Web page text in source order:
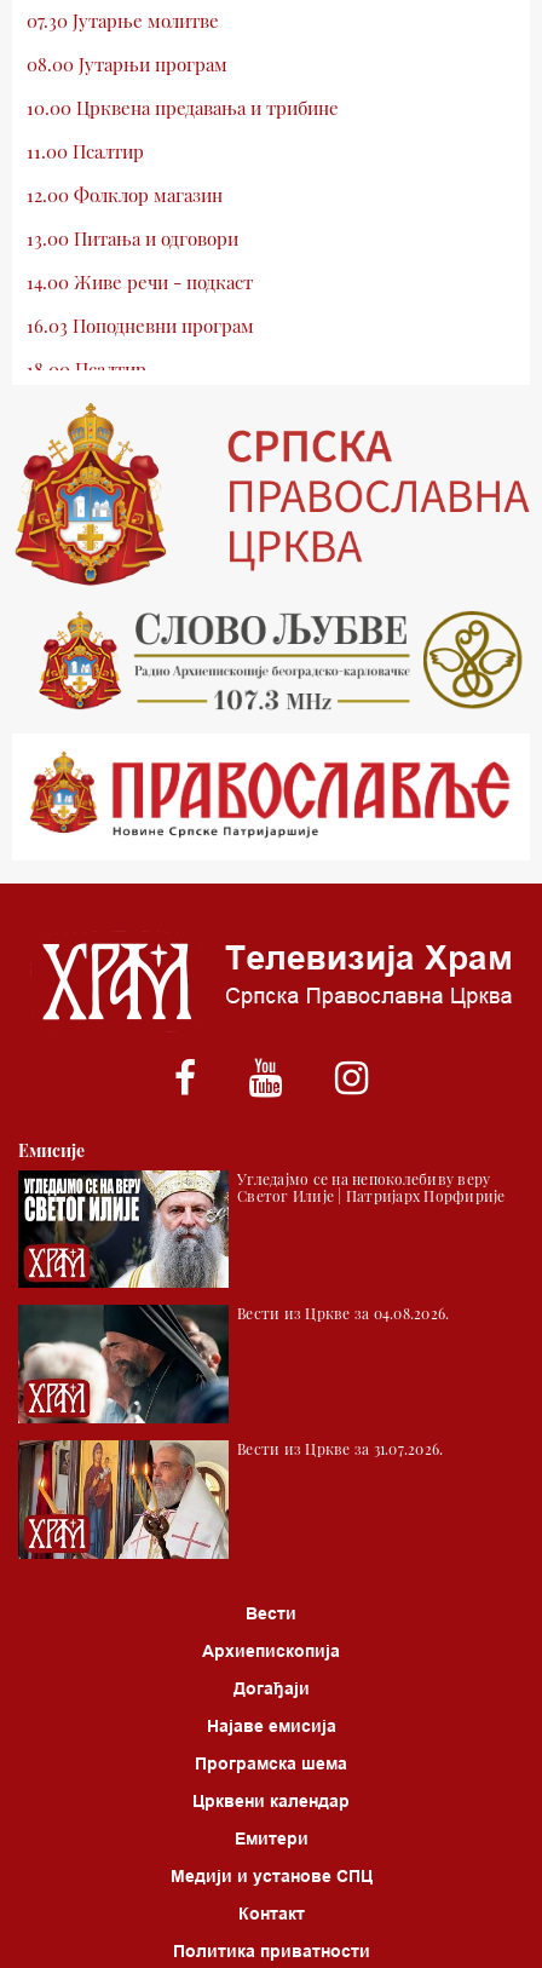
07.30 Јутарње молитве
08.00 Јутарњи програм
10.00 Црквена предавања и трибине
11.00 Псалтир
12.00 Фолклор магазин
13.00 Питања и одговори
14.00 Живе речи - подкаст
16.03 Поподневни програм
18.00 Псалтир
19.03 Млади у Цркви
19.30 Вечерње молитве
20.00 Вести из Цркве
20.15 Реч архијереја
20.30 Хроника Архиепископије
21.03 Врлинослов
22.03 Црквена предавања и трибине
23.00 Питања и одговори
00.03 Црквена предавања и трибине
01.03 Живе речи - подкаст
05.00 Псалтир
*најважније вести емитујемо на сваки пун сат
Емисије
Угледајмо се на непоколебиву веру
Светог Илије | Патријарх Порфирије
Вести из Цркве за 04.08.2026.
Вести из Цркве за 31.07.2026.
Вести
Архиепископија
Догађаји
Најаве емисија
Програмска шема
Црквени календар
Емитери
Медији и установе СПЦ
Контакт
Политика приватности